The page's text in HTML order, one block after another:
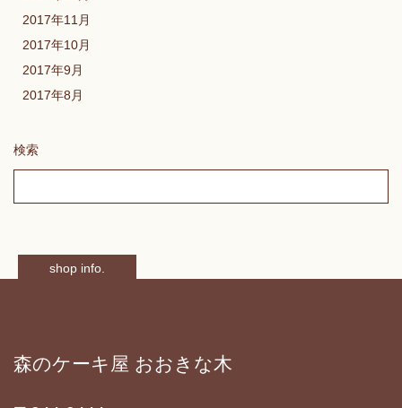
2017年11月
2017年10月
2017年9月
2017年8月
検索
shop info.
森のケーキ屋 おおきな木